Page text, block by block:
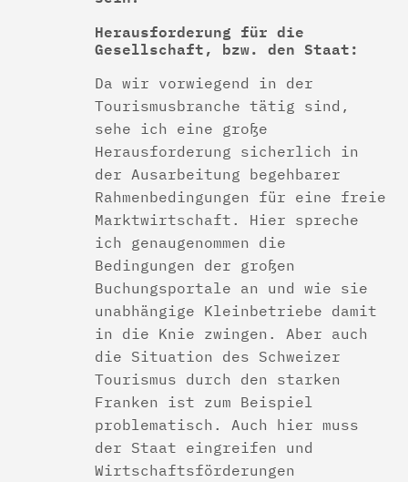
Herausforderung für die
Gesellschaft, bzw. den Staat:
Da wir vorwiegend in der
Tourismusbranche tätig sind,
sehe ich eine große
Herausforderung sicherlich in
der Ausarbeitung begehbarer
Rahmenbedingungen für eine freie
Marktwirtschaft. Hier spreche
ich genaugenommen die
Bedingungen der großen
Buchungsportale an und wie sie
unabhängige Kleinbetriebe damit
in die Knie zwingen. Aber auch
die Situation des Schweizer
Tourismus durch den starken
Franken ist zum Beispiel
problematisch. Auch hier muss
der Staat eingreifen und
Wirtschaftsförderungen